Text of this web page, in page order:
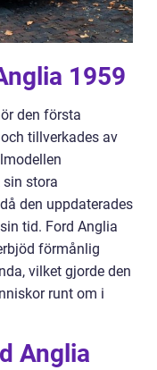
1959
den första
tillverkades av
sin stora
den uppdaterades
tid. Ford Anglia
förmånlig
vilket gjorde den
runt om i
Anglia